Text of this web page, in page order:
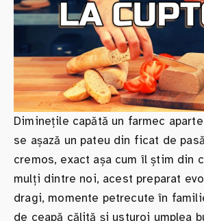
Diminețile capătă un farmec
se așază un pateu din ficat de
cremos, exact așa cum îl știm din
mulți dintre noi, acest preparat
dragi, momente petrecute în
de ceapă călită și usturoi umplea